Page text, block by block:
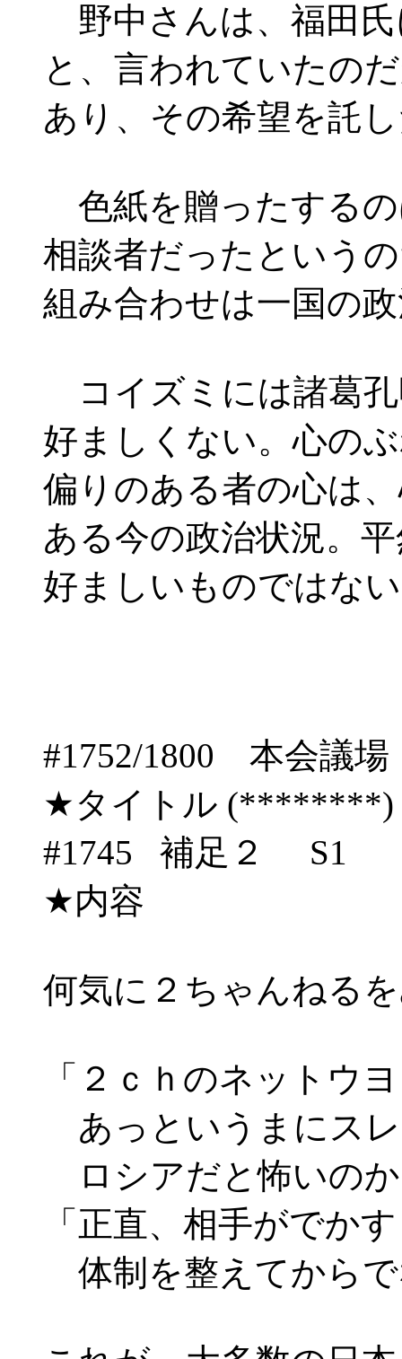
野中さんは、福田
と、言われていたの
あり、その希望を託
色紙を贈ったする
相談者だったという
組み合わせは一国の
コイズミには諸葛孔
好ましくない。心の
偏りのある者の心は
ある今の政治状況。
好ましいものではな
#1752/1800 本会議
★タイトル (********)
#1745 補足２ S1
★内容
何気に２ちゃんねる
「２ｃｈのネットウ
あっというまにス
ロシアだと怖いの
「正直、相手がでか
体制を整えてから